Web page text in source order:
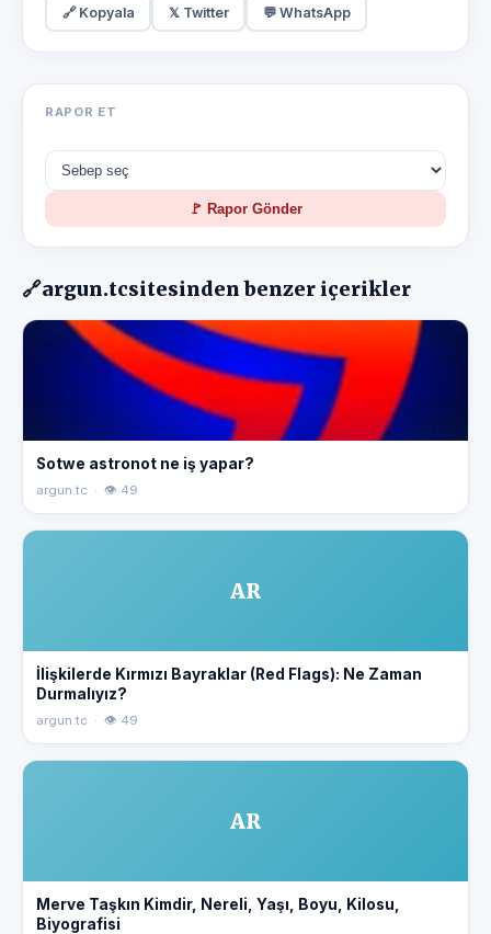
🔗 Kopyala 𝕏 Twitter 💬 WhatsApp
RAPOR ET
🚩 Rapor Gönder
🔗argun.tcsitesinden benzer içerikler
Sotwe astronot ne iş yapar?
argun.tc · 👁 49
AR
İlişkilerde Kırmızı Bayraklar (Red Flags): Ne Zaman
Durmalıyız?
argun.tc · 👁 49
AR
Merve Taşkın Kimdir, Nereli, Yaşı, Boyu, Kilosu,
Biyografisi